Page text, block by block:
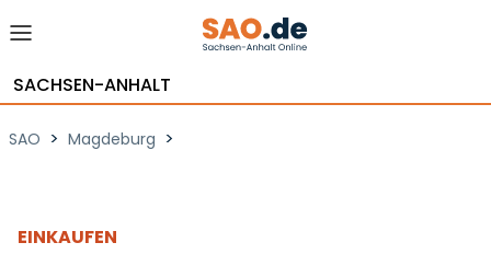
SACHSEN-ANHALT
SAO > Magdeburg >
EINKAUFEN